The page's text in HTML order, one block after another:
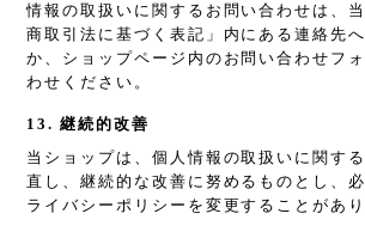
情報の取扱いに関するお問い合わせは、
商取引法に基づく表記」内にある連絡先
か、ショップページ内のお問い合わせフ
わせください。
13. 継続的改善
当ショップは、個人情報の取扱いに関す
直し、継続的な改善に努めるものとし、
ライバシーポリシーを変更することがあり